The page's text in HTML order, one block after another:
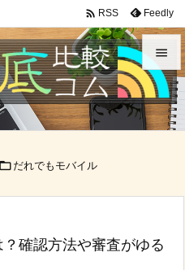


メニュ


 RSS Feedly
だれでもモバイル
確認方法や審査がゆる